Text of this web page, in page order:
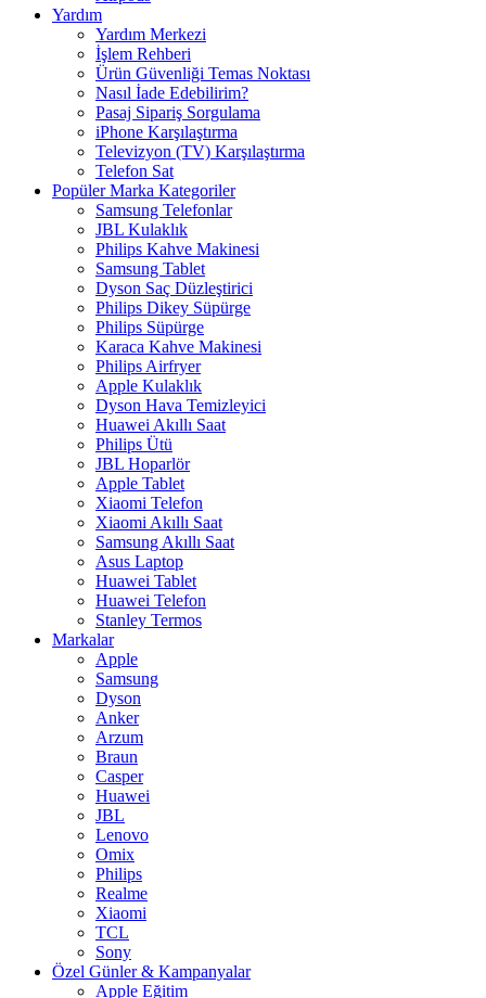
Yardım
Yardım Merkezi
İşlem Rehberi
Ürün Güvenliği Temas Noktası
Nasıl İade Edebilirim?
Pasaj Sipariş Sorgulama
iPhone Karşılaştırma
Televizyon (TV) Karşılaştırma
Telefon Sat
Popüler Marka Kategoriler
Samsung Telefonlar
JBL Kulaklık
Philips Kahve Makinesi
Samsung Tablet
Dyson Saç Düzleştirici
Philips Dikey Süpürge
Philips Süpürge
Karaca Kahve Makinesi
Philips Airfryer
Apple Kulaklık
Dyson Hava Temizleyici
Huawei Akıllı Saat
Philips Ütü
JBL Hoparlör
Apple Tablet
Xiaomi Telefon
Xiaomi Akıllı Saat
Samsung Akıllı Saat
Asus Laptop
Huawei Tablet
Huawei Telefon
Stanley Termos
Markalar
Apple
Samsung
Dyson
Anker
Arzum
Braun
Casper
Huawei
JBL
Lenovo
Omix
Philips
Realme
Xiaomi
TCL
Sony
Özel Günler & Kampanyalar
Apple Eğitim